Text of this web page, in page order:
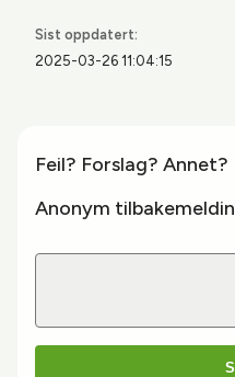
Sist oppdatert:
2025-03-26 11:04:15
Feil? Forslag? Annet?
Anonym